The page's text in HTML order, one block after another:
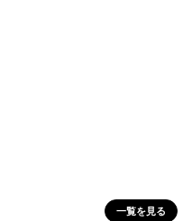
一覧を見る